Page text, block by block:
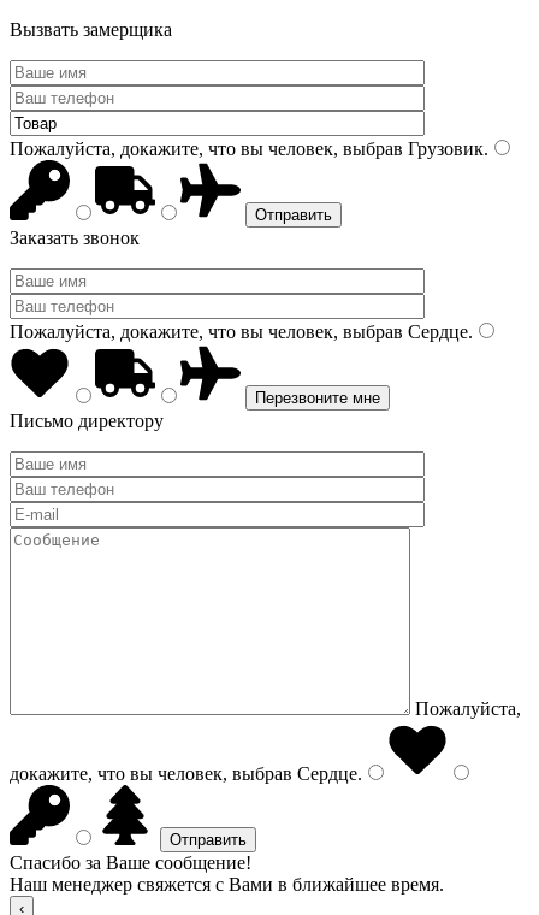
Вызвать замерщика
Пожалуйста, докажите, что вы человек, выбрав Грузовик.
Заказать звонок
Пожалуйста, докажите, что вы человек, выбрав Сердце.
Письмо директору
Пожалуйста,
докажите, что вы человек, выбрав Сердце.
Спасибо за Ваше сообщение!
Наш менеджер свяжется с Вами в ближайшее время.